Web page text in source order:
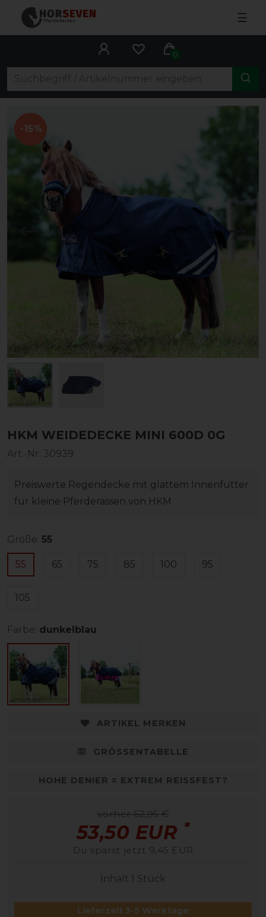
☰
0
-15%
HKM WEIDEDECKE MINI 600D 0G
Art.-Nr: 30939
Preiswerte Regendecke mit glattem Innenfutter
für kleine Pferderassen von HKM
Größe: 55
55 65 75 85 100 95
105
Farbe: dunkelblau
ARTIKEL MERKEN
GRÖSSENTABELLE
HOHE DENIER = EXTREM REISSFEST?
vorher 62,95 €
53,50 EUR *
Du sparst jetzt 9,45 EUR
Inhalt 1 Stück
Lieferzeit 3-5 Werktage